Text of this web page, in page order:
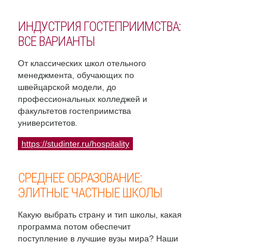
ИНДУСТРИЯ ГОСТЕПРИИМСТВА:
ВСЕ ВАРИАНТЫ
От классических школ отельного
менеджмента, обучающих по
швейцарской модели, до
профессиональных колледжей и
факультетов гостеприимства
университетов.
https://studinter.ru/hospitality
СРЕДНЕЕ ОБРАЗОВАНИЕ:
ЭЛИТНЫЕ ЧАСТНЫЕ ШКОЛЫ
Какую выбрать страну и тип школы, какая
программа потом обеспечит
поступление в лучшие вузы мира? Наши